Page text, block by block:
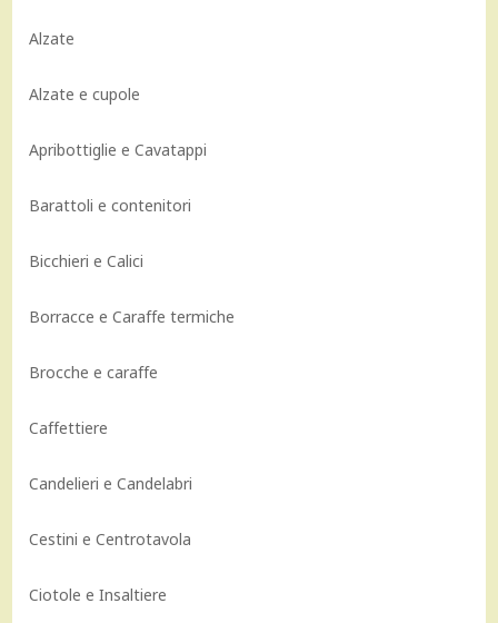
Alzate
Alzate e cupole
Apribottiglie e Cavatappi
Barattoli e contenitori
Bicchieri e Calici
Borracce e Caraffe termiche
Brocche e caraffe
Caffettiere
Candelieri e Candelabri
Cestini e Centrotavola
Ciotole e Insaltiere